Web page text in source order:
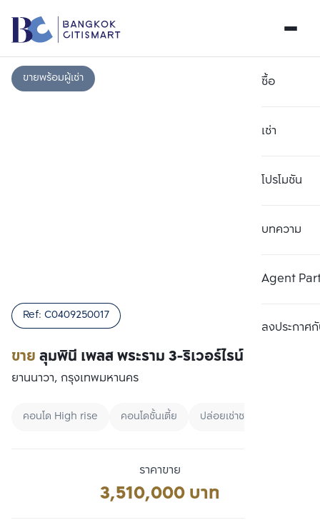
ซื้อ
เช่า
โปรโมชัน
บทความ
Agent
ลงประกาศกั
ขายพร้อมผู้เช่า
ขายลุมพินี เพลส พระราม 3-ริเวอร์ไรน์
Ref: C0409250017
ยานนาวา, กรุงเทพมหานคร
คอนโด High rise คอนโดชั้นเตี้ย ปล่อยเช่าชาวต่างชาติ
ราคาขาย
3,510,000 บาท
เปรียบเทียบ